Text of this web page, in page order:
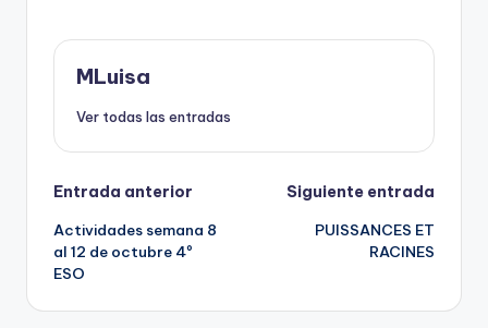
MLuisa
Ver todas las entradas
Navegación
de
entradas
Entrada anterior
Actividades semana 8
al 12 de octubre 4º
ESO
Siguiente entrada
PUISSANCES ET
RACINES